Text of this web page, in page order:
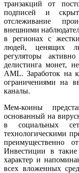
транзакций от
подписей и
отслеживание
внешними
в регионах с
людей, ценящих
регуляторы
делистинга монет,
AML. Заработок на
ограничениями на
каналы.
Мем-коины
основанный на
в социальных
технологическими
преимущественно
Инвестиции в
характер и
всех вложенных